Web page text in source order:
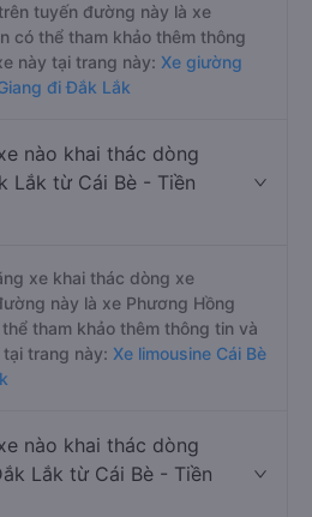
tuyến đường này là xe
có thể tham khảo thêm thông
này tại trang này: Xe giường
đi Đắk Lắk
nào khai thác dòng
Lắk từ Cái Bè - Tiền
xe khai thác dòng xe
này là xe Phương Hồng
tham khảo thêm thông tin và
trang này: Xe limousine Cái Bè
nào khai thác dòng
Lắk từ Cái Bè - Tiền